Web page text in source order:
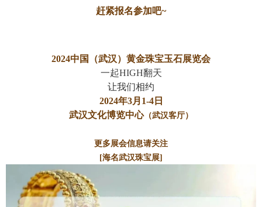
赶紧报名参加吧~
2024中国（武汉）黄金珠宝玉石展览会
一起HIGH翻天
让我们相约
2024年3月1-4日
武汉文化博览中心（武汉客厅）
更多展会信息请关注
[海名武汉珠宝展]